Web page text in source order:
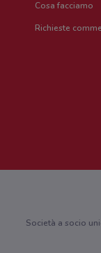
Cosa facciamo
Richieste
Società a socio